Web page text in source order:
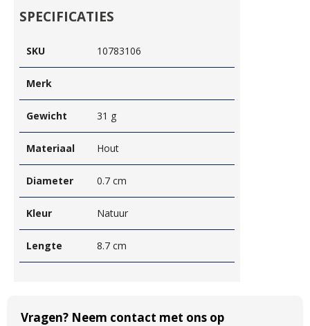
SPECIFICATIES
SKU 10783106
Merk
Gewicht 31 g
Materiaal Hout
Diameter 0.7 cm
Kleur Natuur
Lengte 8.7 cm
Vragen? Neem contact met ons op